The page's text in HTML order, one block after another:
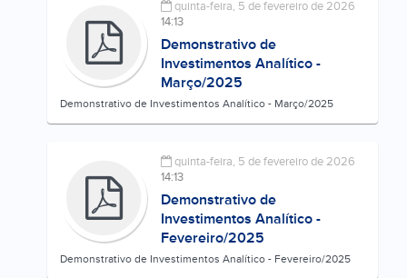
quinta-feira, 5 de fevereiro de 2026
14:13
Demonstrativo de
Investimentos Analítico -
Março/2025
Demonstrativo de Investimentos Analítico - Março/2025
quinta-feira, 5 de fevereiro de 2026
14:13
Demonstrativo de
Investimentos Analítico -
Fevereiro/2025
Demonstrativo de Investimentos Analítico - Fevereiro/2025